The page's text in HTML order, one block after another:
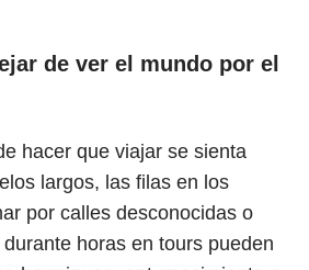
de ver el mundo por el
hacer que viajar se sienta
largos, las filas en los
por calles desconocidas o
horas en tours pueden